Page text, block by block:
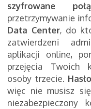
szyfrowane
przetrzymywanie
Data Center, do
zatwierdzeni
aplikacji online,
przejęcia Twoich
osoby trzecie.
więc nie musisz
niezabezpieczony